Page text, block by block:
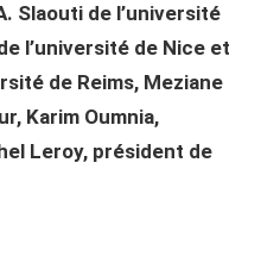
Slaouti de l’université
l’université de Nice et
de Reims, Meziane
Karim Oumnia,
Leroy, président de